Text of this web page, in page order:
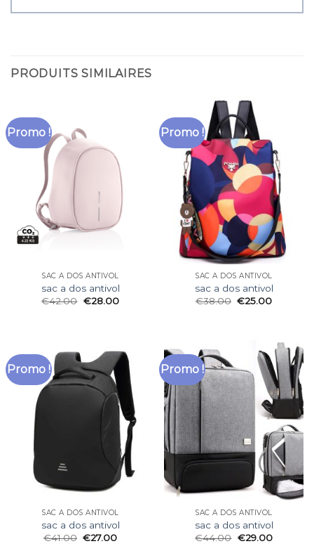
PRODUITS SIMILAIRES
Promo !
SAC A DOS ANTIVOL
sac a dos antivol
€42.00 €28.00
Promo !
SAC A DOS ANTIVOL
sac a dos antivol
€38.00 €25.00
Promo !
SAC A DOS ANTIVOL
sac a dos antivol
€41.00 €27.00
Promo !
SAC A DOS ANTIVOL
sac a dos antivol
€44.00 €29.00